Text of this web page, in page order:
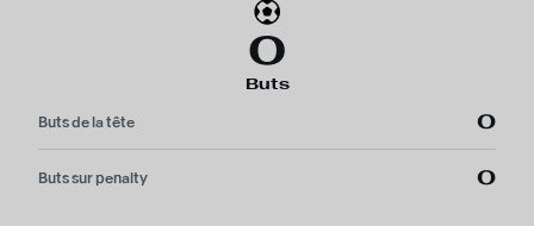
0
Buts
Buts de la tête 0
Buts sur penalty 0